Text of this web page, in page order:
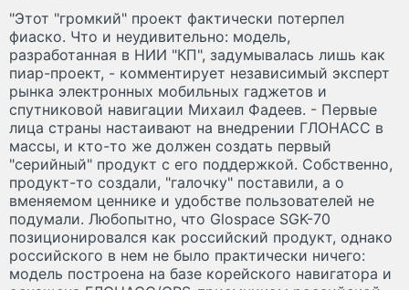
"Этот "громкий" проект фактически потерпел
фиаско. Что и неудивительно: модель,
разработанная в НИИ "КП", задумывалась лишь как
пиар-проект, - комментирует независимый эксперт
рынка электронных мобильных гаджетов и
спутниковой навигации Михаил Фадеев. - Первые
лица страны настаивают на внедрении ГЛОНАСС в
массы, и кто-то же должен создать первый
"серийный" продукт с его поддержкой. Собственно,
продукт-то создали, "галочку" поставили, а о
вменяемом ценнике и удобстве пользователей не
подумали. Любопытно, что Glospace SGK-70
позиционировался как российский продукт, однако
российского в нем не было практически ничего:
модель построена на базе корейского навигатора и